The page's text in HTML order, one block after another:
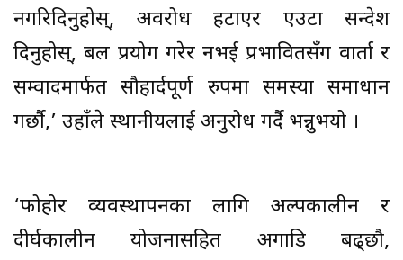
नगरिदिनुहोस्, अवरोध हटाएर एउटा सन्देश
दिनुहोस्, बल प्रयोग गरेर नभई प्रभावितसँग वार्ता र
सम्वादमार्फत सौहार्दपूर्ण रुपमा समस्या समाधान
गर्छौ,’ उहाँले स्थानीयलाई अनुरोध गर्दै भन्नुभयो ।
‘फोहोर व्यवस्थापनका लागि अल्पकालीन र
दीर्घकालीन योजनासहित अगाडि बढ्छौ,